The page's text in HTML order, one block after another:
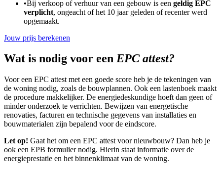
•Bij verkoop of verhuur van een gebouw is een geldig EPC
verplicht, ongeacht of het 10 jaar geleden of recenter werd
opgemaakt.
Jouw prijs berekenen
Wat is nodig voor een EPC attest?
Voor een EPC attest met een goede score heb je de tekeningen van
de woning nodig, zoals de bouwplannen. Ook een lastenboek maakt
de procedure makkelijker. De energiedeskundige hoeft dan geen of
minder onderzoek te verrichten. Bewijzen van energetische
renovaties, facturen en technische gegevens van installaties en
bouwmaterialen zijn bepalend voor de eindscore.
Let op! Gaat het om een EPC attest voor nieuwbouw? Dan heb je
ook een EPB formulier nodig. Hierin staat informatie over de
energieprestatie en het binnenklimaat van de woning.